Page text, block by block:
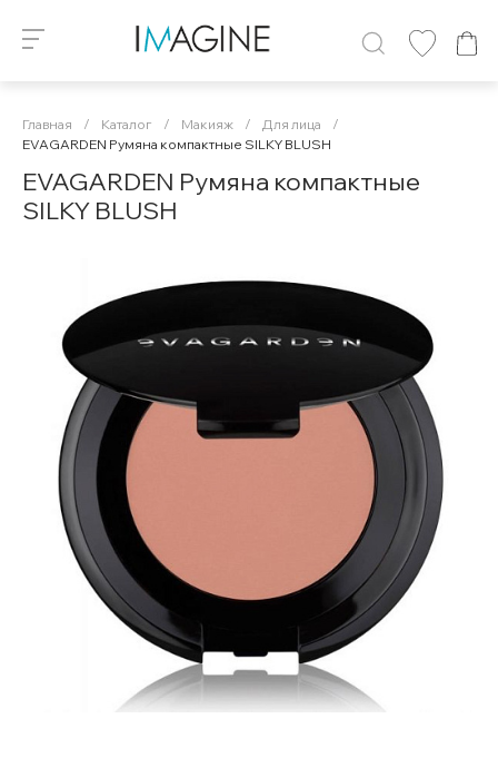
Главная / Каталог / Макияж / Для лица
/
EVAGARDEN Румяна компактные SILKY BLUSH
EVAGARDEN Румяна компактные
SILKY BLUSH